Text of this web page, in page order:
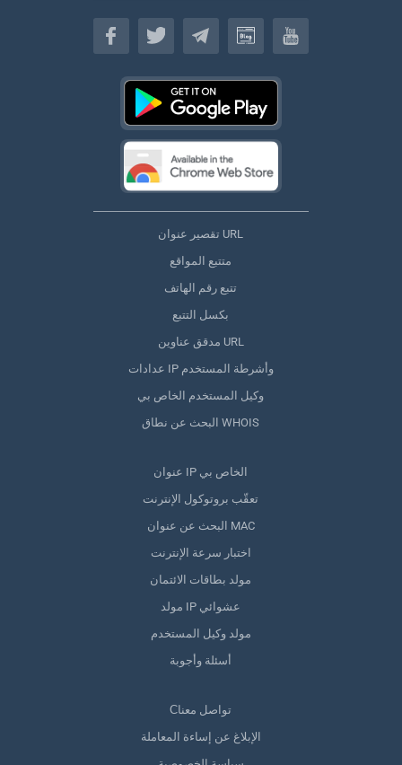
(اللغة العربية)
تقصير عنوان URL
متتبع المواقع
تتبع رقم الهاتف
بكسل التتبع
مدقق عناوين URL
عدادات IP وأشرطة المستخدم
وكيل المستخدم الخاص بي
البحث عن نطاق WHOIS
عنوان IP الخاص بي
تعقّب بروتوكول الإنترنت
البحث عن عنوان MAC
اختبار سرعة الإنترنت
مولد بطاقات الائتمان
مولد IP عشوائي
مولد وكيل المستخدم
أسئلة وأجوبة
Сتواصل معنا
الإبلاغ عن إساءة المعاملة